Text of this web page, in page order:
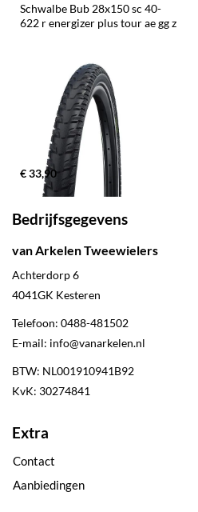
Schwalbe Bub 28x150 sc 40-
622 r energizer plus tour ae gg z
€ 33,90
Bedrijfsgegevens
van Arkelen Tweewielers
Achterdorp 6
4041GK Kesteren
Telefoon: 0488-481502
E-mail: info@vanarkelen.nl
BTW: NL001910941B92
KvK: 30274841
Extra
Contact
Aanbiedingen